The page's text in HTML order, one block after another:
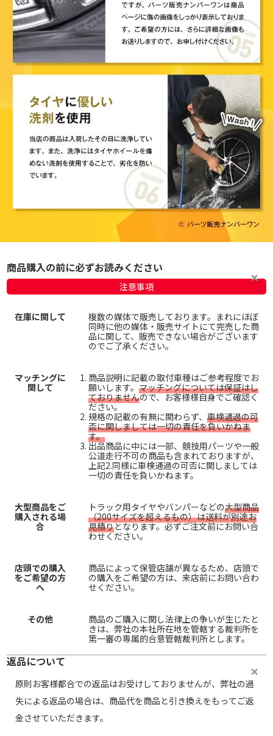
商品購入の前に必ずお読みください
注意事項
在庫に関して
複数の媒体で販売しております。まれにほぼ
同時に他の媒体・販売サイトにて完売した商
品に関して、販売できない場合がございます
のでご了承ください。
マッチングに
関して
商品説明に記載の取付車種はご参考程度でお
願いします。 マッチングについては保証はし
ておりませんので、お客様様自身でご確認く
ださい。
規格の記載の有無に関わらず、 車検通過の可
否に関しましては一切の責任を負いかねま
す。
出品商品に中には一部、競技用パーツや一般
公道走行不可の商品も含まれておりますが、
上記2.同様に車検通過の可否に関しましては
一切の責任を負いかねます。
大型商品をご
購入される場
合
トラック用タイヤやバンパーなどの大型商品
（200サイズを超えるもの）は送料が別途お
見積りとなります。必ずご注文前にお問い合
わせください。
店頭での購入
をご希望の方
へ
商品によって保管店舗が異なるため、店頭で
の購入をご希望の方は、来店前にお問い合わ
せください。
その他
商品のご購入に関し法律上の争いが生じたと
きは、弊社の本社所在地を管轄する裁判所を
第一審の専属的合意管轄裁判所とします。
返品について
原則お客様都合での返品はお受けしておりませんが、弊社の過
失による返品の場合は、商品代を商品と引き換えをもってご返
金させていただきます。